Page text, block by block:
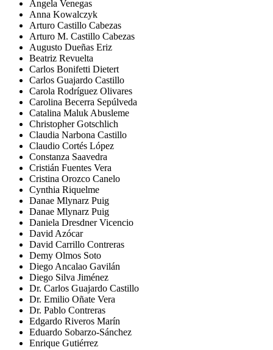
Ángela Venegas
Anna Kowalczyk
Arturo Castillo Cabezas
Arturo M. Castillo Cabezas
Augusto Dueñas Eriz
Beatriz Revuelta
Carlos Bonifetti Dietert
Carlos Guajardo Castillo
Carola Rodríguez Olivares
Carolina Becerra Sepúlveda
Catalina Maluk Abusleme
Christopher Gotschlich
Claudia Narbona Castillo
Claudio Cortés López
Constanza Saavedra
Cristián Fuentes Vera
Cristina Orozco Canelo
Cynthia Riquelme
Danae Mlynarz Puig
Danae Mlynarz Puig
Daniela Dresdner Vicencio
David Azócar
David Carrillo Contreras
Demy Olmos Soto
Diego Ancalao Gavilán
Diego Silva Jiménez
Dr. Carlos Guajardo Castillo
Dr. Emilio Oñate Vera
Dr. Pablo Contreras
Edgardo Riveros Marín
Eduardo Sobarzo-Sánchez
Enrique Gutiérrez